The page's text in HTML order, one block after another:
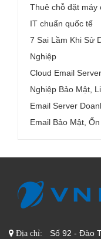
Thuê chỗ đặt máy
IT chuẩn quốc tế
7 Sai Lầm Khi Sử
Nghiệp
Cloud Email
Nghiệp Bảo Mật,
Email Server
Email Bảo Mật,
Địa chỉ: Số 92 - Đào